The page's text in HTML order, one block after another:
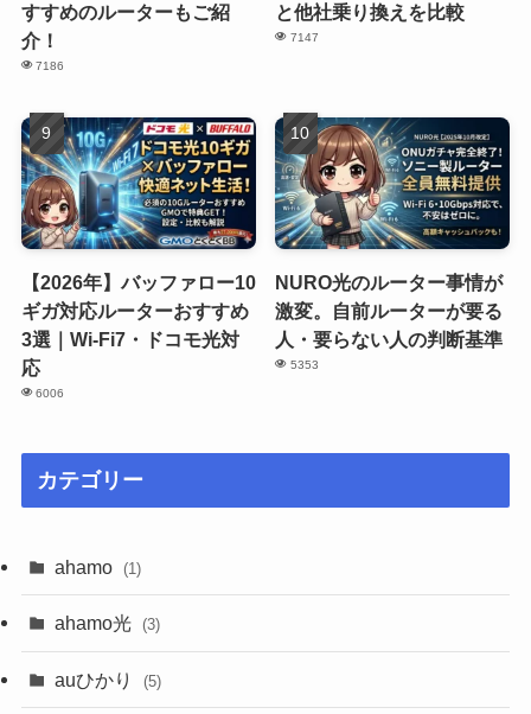
すすめのルーターもご紹
介！
7186
と他社乗り換えを比較
7147
【2026年】バッファロー10
ギガ対応ルーターおすすめ
3選｜Wi-Fi7・ドコモ光対
応
6006
NURO光のルーター事情が
激変。自前ルーターが要る
人・要らない人の判断基準
5353
カテゴリー
ahamo (1)
ahamo光 (3)
auひかり (5)